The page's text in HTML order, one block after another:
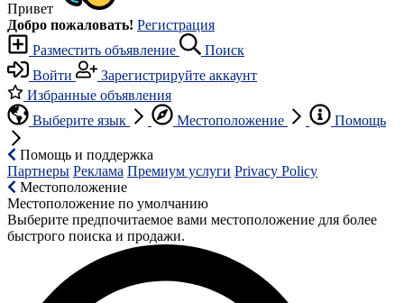
Привет
Добро пожаловать! Регистрация
Разместить объявление
Поиск
Войти
Зарегистрируйте аккаунт
Избранные объявления
Выберите язык
Местоположение Помощь
Помощь и поддержка
Партнеры Реклама Премиум услуги Privacy Policy
Местоположение
Местоположение по умолчанию
Выберите предпочитаемое вами местоположение для более
быстрого поиска и продажи.